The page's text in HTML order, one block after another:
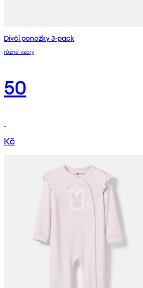
Dívčí ponožky 3-pack
různé vzory
50
Kč